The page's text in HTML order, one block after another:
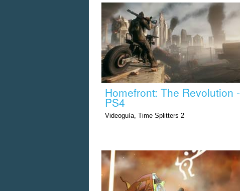
Homefront: The Revolution -
PS4
Videoguía, Time Splitters 2